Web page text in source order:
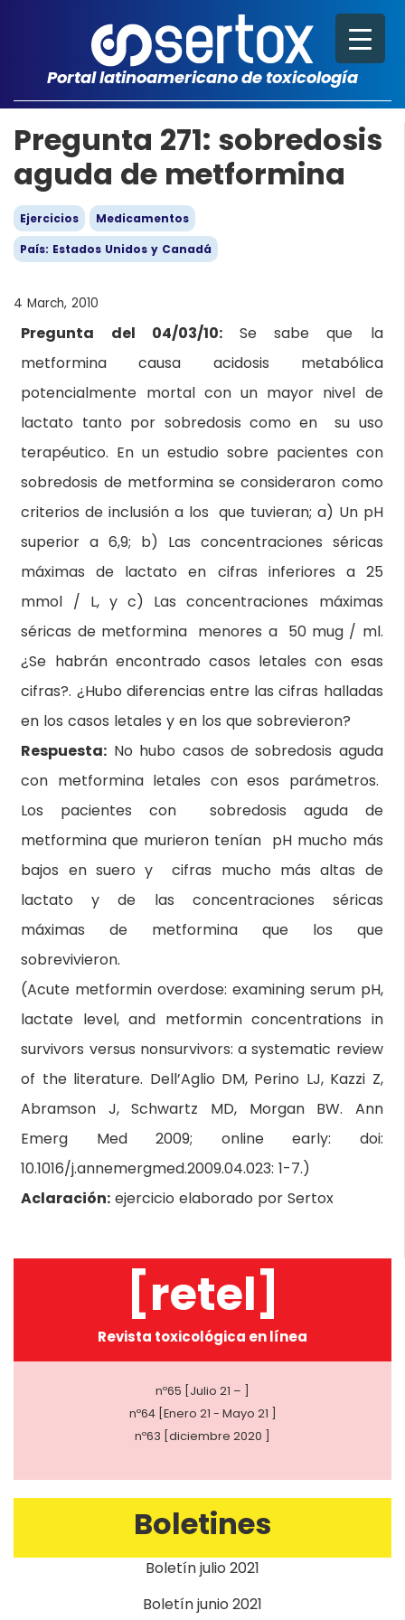
Portal latinoamericano de toxicología
Pregunta 271: sobredosis
aguda de metformina
Ejercicios
Medicamentos
País: Estados Unidos y Canadá
4 March, 2010
Pregunta del 04/03/10: Se sabe que la
metformina causa acidosis metabólica
potencialmente mortal con un mayor nivel de
lactato tanto por sobredosis como en su uso
terapéutico. En un estudio sobre pacientes con
sobredosis de metformina se consideraron como
criterios de inclusión a los que tuvieran; a) Un pH
superior a 6,9; b) Las concentraciones séricas
máximas de lactato en cifras inferiores a 25
mmol / L, y c) Las concentraciones máximas
séricas de metformina menores a 50 mug / ml.
¿Se habrán encontrado casos letales con esas
cifras?. ¿Hubo diferencias entre las cifras halladas
en los casos letales y en los que sobrevieron?
Respuesta: No hubo casos de sobredosis aguda
con metformina letales con esos parámetros.
Los pacientes con sobredosis aguda de
metformina que murieron tenían pH mucho más
bajos en suero y cifras mucho más altas de
lactato y de las concentraciones séricas
máximas de metformina que los que
sobrevivieron.
(Acute metformin overdose: examining serum pH,
lactate level, and metformin concentrations in
survivors versus nonsurvivors: a systematic review
of the literature. Dell’Aglio DM, Perino LJ, Kazzi Z,
Abramson J, Schwartz MD, Morgan BW. Ann
Emerg Med 2009; online early: doi:
10.1016/j.annemergmed.2009.04.023: 1-7.)
Aclaración: ejercicio elaborado por Sertox
[retel]
Revista toxicológica en línea
nº65 [Julio 21 – ]
nº64 [Enero 21 - Mayo 21 ]
nº63 [diciembre 2020 ]
Boletines
Boletín julio 2021
Boletín junio 2021